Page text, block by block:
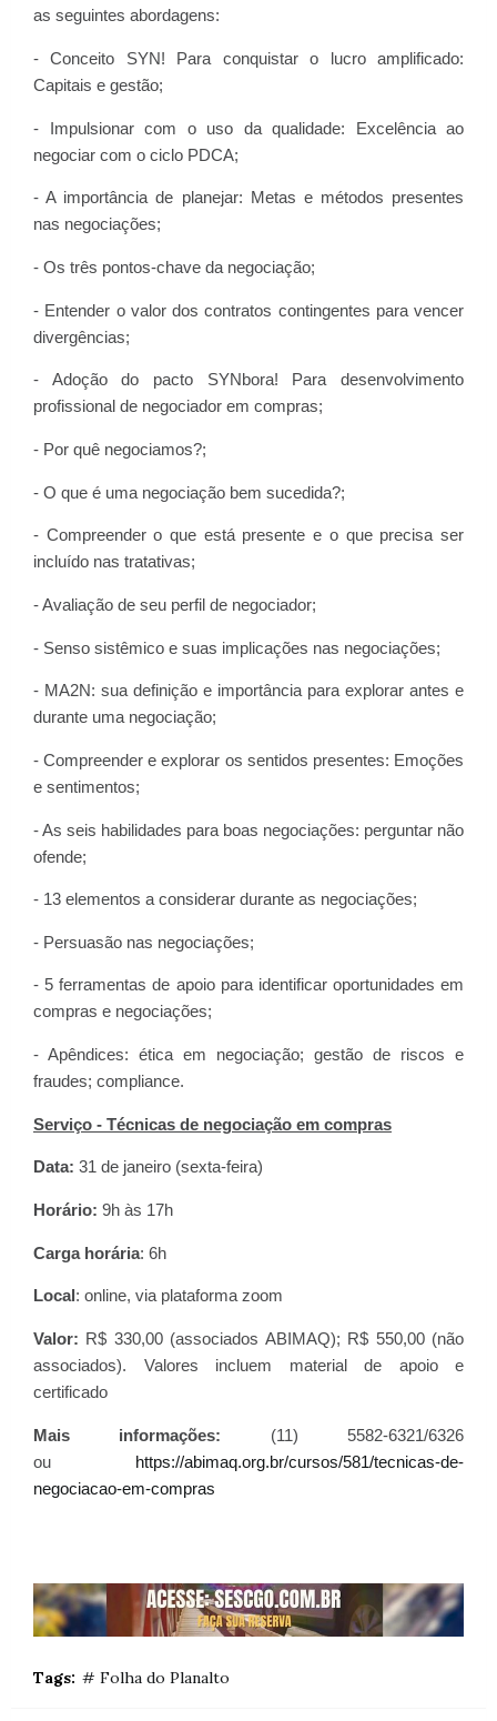
as seguintes abordagens:
- Conceito SYN! Para conquistar o lucro amplificado:
Capitais e gestão;
- Impulsionar com o uso da qualidade: Excelência ao
negociar com o ciclo PDCA;
- A importância de planejar: Metas e métodos presentes
nas negociações;
- Os três pontos-chave da negociação;
- Entender o valor dos contratos contingentes para vencer
divergências;
- Adoção do pacto SYNbora! Para desenvolvimento
profissional de negociador em compras;
- Por quê negociamos?;
- O que é uma negociação bem sucedida?;
- Compreender o que está presente e o que precisa ser
incluído nas tratativas;
- Avaliação de seu perfil de negociador;
- Senso sistêmico e suas implicações nas negociações;
- MA2N: sua definição e importância para explorar antes e
durante uma negociação;
- Compreender e explorar os sentidos presentes: Emoções
e sentimentos;
- As seis habilidades para boas negociações: perguntar não
ofende;
- 13 elementos a considerar durante as negociações;
- Persuasão nas negociações;
- 5 ferramentas de apoio para identificar oportunidades em
compras e negociações;
- Apêndices: ética em negociação; gestão de riscos e
fraudes; compliance.
Serviço - Técnicas de negociação em compras
Data: 31 de janeiro (sexta-feira)
Horário: 9h às 17h
Carga horária: 6h
Local : online, via plataforma zoom
Valor: R$ 330,00 (associados ABIMAQ); R$ 550,00 (não
associados). Valores incluem material de apoio e
certificado
Mais informações: (11) 5582-6321/6326
ou
https://abimaq.org.br/cursos/581/tecnicas-de-
negociacao-em-compras
Tags: # Folha do Planalto